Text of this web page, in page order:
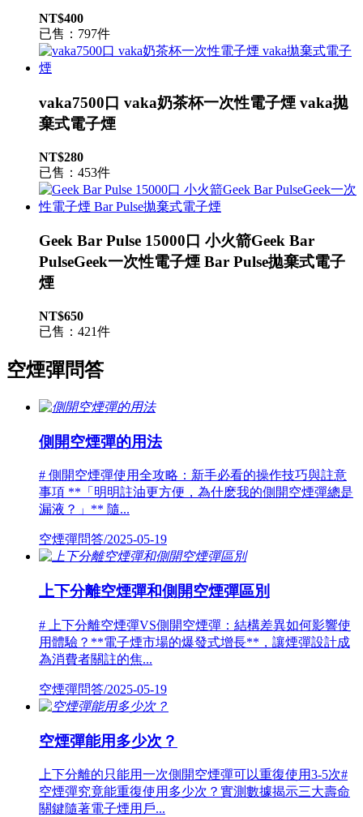
NT$400
已售：797件
vaka7500口 vaka奶茶杯一次性電子煙 vaka拋
棄式電子煙
NT$280
已售：453件
Geek Bar Pulse 15000口 小火箭Geek Bar
PulseGeek一次性電子煙 Bar Pulse拋棄式電子
煙
NT$650
已售：421件
空煙彈問答
側開空煙彈的用法
# 側開空煙彈使用全攻略：新手必看的操作技巧與註意
事項 **「明明註油更方便，為什麽我的側開空煙彈總是
漏液？」** 隨...
空煙彈問答/2025-05-19
上下分離空煙彈和側開空煙彈區別
# 上下分離空煙彈VS側開空煙彈：結構差異如何影響使
用體驗？**電子煙市場的爆發式增長**，讓煙彈設計成
為消費者關註的焦...
空煙彈問答/2025-05-19
空煙彈能用多少次？
上下分離的只能用一次側開空煙彈可以重復使用3-5次#
空煙彈究竟能重復使用多少次？實測數據揭示三大壽命
關鍵隨著電子煙用戶...